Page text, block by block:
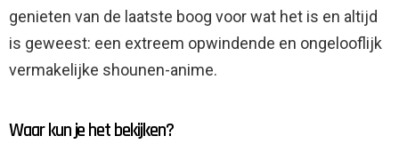
genieten van de laatste boog voor wat het is en altijd
is geweest: een extreem opwindende en ongelooflijk
vermakelijke shounen-anime.
Waar kun je het bekijken?